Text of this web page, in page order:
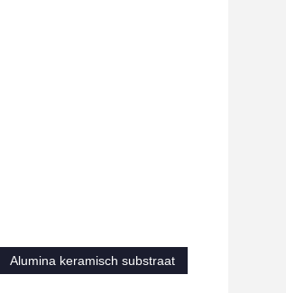
Alumina keramisch substraat